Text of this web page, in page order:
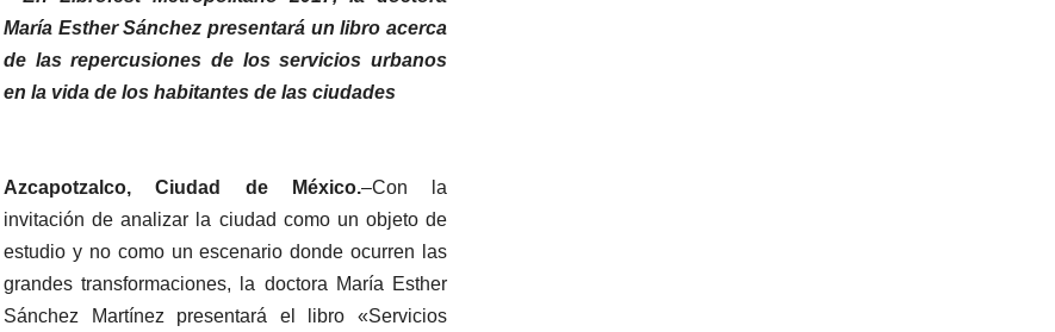
María Esther Sánchez presentará un libro acerca
de las repercusiones de los servicios urbanos
en la vida de los habitantes de las ciudades
Azcapotzalco, Ciudad de México.–Con la
invitación de analizar la ciudad como un objeto de
estudio y no como un escenario donde ocurren las
grandes transformaciones, la doctora María Esther
Sánchez Martínez presentará el libro «Servicios